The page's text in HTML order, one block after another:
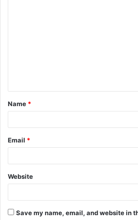
t
*
Name *
Email *
Website
Save my name, email, and website in